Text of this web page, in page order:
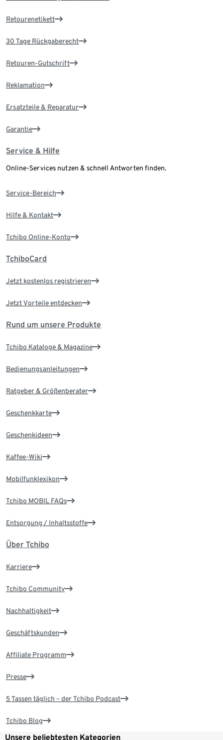
Retourenetikett
30 Tage Rückgaberecht
Retouren-Gutschrift
Reklamation
Ersatzteile & Reparatur
Garantie
Service & Hilfe
Online-Services nutzen & schnell Antworten finden.
Service-Bereich
Hilfe & Kontakt
Tchibo Online-Konto
TchiboCard
Jetzt kostenlos registrieren
Jetzt Vorteile entdecken
Rund um unsere Produkte
Tchibo Kataloge & Magazine
Bedienungsanleitungen
Ratgeber & Größenberater
Geschenkkarte
Geschenkideen
Kaffee-Wiki
Mobilfunklexikon
Tchibo MOBIL FAQs
Entsorgung / Inhaltsstoffe
Über Tchibo
Karriere
Tchibo Community
Nachhaltigkeit
Geschäftskunden
Affiliate Programm
Presse
5 Tassen täglich – der Tchibo Podcast
Tchibo Blog
Unsere beliebtesten Kategorien